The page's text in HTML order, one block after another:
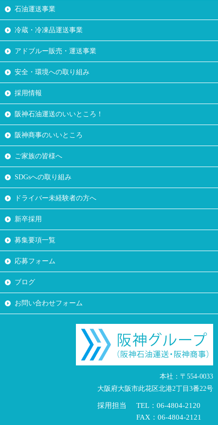
石油運送事業
冷蔵・冷凍品運送事業
アドブルー販売・運送事業
安全・環境への取り組み
採用情報
阪神石油運送のいいところ！
阪神商事のいいところ
ご家族の皆様へ
SDGsへの取り組み
ドライバー未経験者の方へ
新卒採用
募集要項一覧
応募フォーム
ブログ
お問い合わせフォーム
本社：〒554-0033
大阪府大阪市此花区北港2丁目3番22号
採用担当
TEL：06-4804-2120
FAX：06-4804-2121